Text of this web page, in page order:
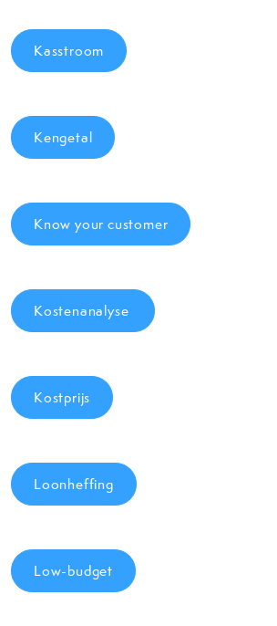
Kasstroom
Kengetal
Know your customer
Kostenanalyse
Kostprijs
Loonheffing
Low-budget